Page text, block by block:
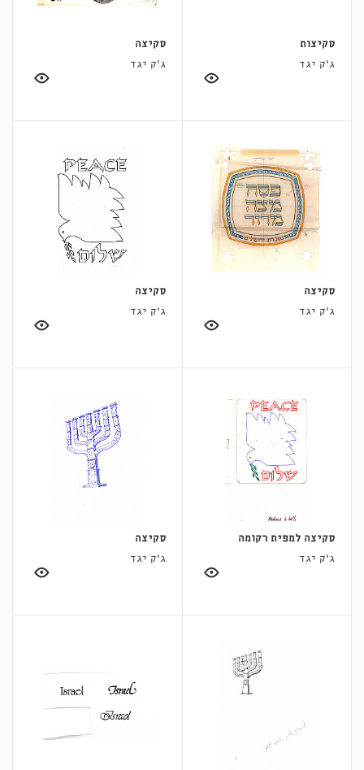
סקיצות
ג'ק יגד
סקיצה
ג'ק יגד
סקיצה
ג'ק יגד
סקיצה
ג'ק יגד
סקיצה למפית רקומה
ג'ק יגד
סקיצה
ג'ק יגד